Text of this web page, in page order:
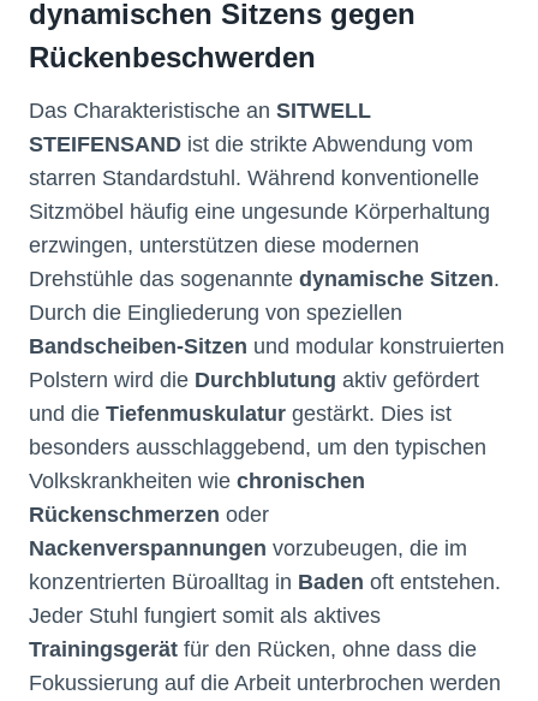
dynamischen Sitzens gegen
Rückenbeschwerden
Das Charakteristische an SITWELL
STEIFENSAND ist die strikte Abwendung vom
starren Standardstuhl. Während konventionelle
Sitzmöbel häufig eine ungesunde Körperhaltung
erzwingen, unterstützen diese modernen
Drehstühle das sogenannte dynamische Sitzen.
Durch die Eingliederung von speziellen
Bandscheiben-Sitzen und modular konstruierten
Polstern wird die Durchblutung aktiv gefördert
und die Tiefenmuskulatur gestärkt. Dies ist
besonders ausschlaggebend, um den typischen
Volkskrankheiten wie chronischen
Rückenschmerzen oder
Nackenverspannungen vorzubeugen, die im
konzentrierten Büroalltag in Baden oft entstehen.
Jeder Stuhl fungiert somit als aktives
Trainingsgerät für den Rücken, ohne dass die
Fokussierung auf die Arbeit unterbrochen werden